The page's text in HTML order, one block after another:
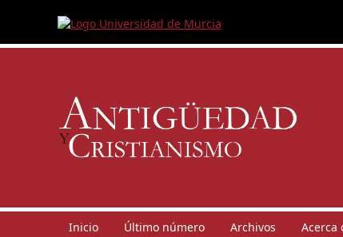
Inicio Último número Archivos Acerca